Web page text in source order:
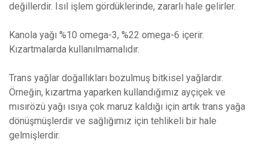
değillerdir. Isıl işlem gördüklerinde, zararlı hale gelirler.
Kanola yağı %10 omega-3, %22 omega-6 içerir.
Kızartmalarda kullanılmamalıdır.
Trans yağlar doğallıkları bozulmuş bitkisel yağlardır.
Örneğin, kızartma yaparken kullandığımız ayçiçek ve
mısırözü yağı ısıya çok maruz kaldığı için artık trans yağa
dönüşmüşlerdir ve sağlığımız için tehlikeli bir hale
gelmişlerdir.